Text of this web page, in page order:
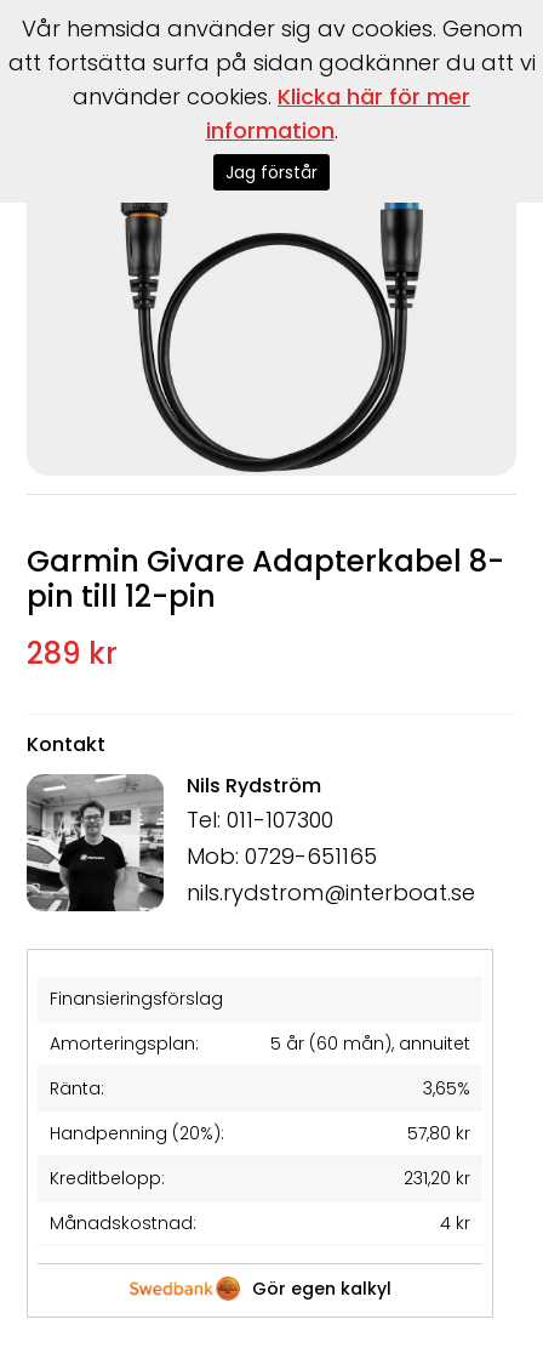
Garmin
Givare Adapterkabel 8-pin till
Garmin Givare Adapterkabel 8-
pin till 12-pin
289 kr
Kontakt
Nils Rydström
Tel: 011-107300
Mob: 0729-651165
nils.rydstrom@interboat.se
Finansieringsförslag
Amorteringsplan:
5 år (60 mån), annuitet
Ränta:
3,65%
Handpenning (20%):
57,80 kr
Kreditbelopp:
231,20 kr
Månadskostnad:
4 kr
Gör egen kalkyl
Vår hemsida använder sig av cookies. Genom
att fortsätta surfa på sidan godkänner du att vi
använder cookies. Klicka här för mer
information.
Jag förstår